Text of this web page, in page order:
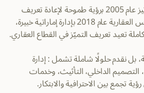
تأسست بينيفيتس بروبرتيز عام 2005 برؤية طموحة لإعادة تعريف
العقارات تأسست بينفيتس العقارية عام 2018 بإدارة إماراتية خبيرة،
تعيد تعريف التميّز في القطاع العقاري.
بل نقدم حلولًا شاملة تشمل : إدارة
الداخلي، التأثيث، وخدمات
تجمع بين الاحترافية والابتكار.